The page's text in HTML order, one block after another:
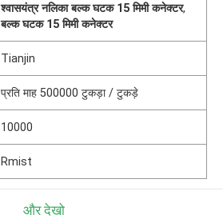
श्वासयंत्र नलिका बल्क घटक 15 मिमी कनेक्टर,
बल्क घटक 15 मिमी कनेक्टर
Tianjin
प्रति माह 500000 टुकड़ा / टुकड़े
10000
Rmist
और देखो